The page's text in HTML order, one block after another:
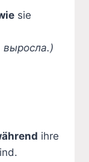
sie
выросла.)
ihre